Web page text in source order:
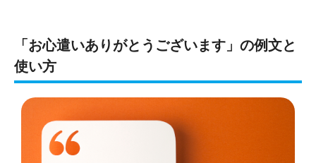
「お心遣いありがとうございます」の例文と
使い方